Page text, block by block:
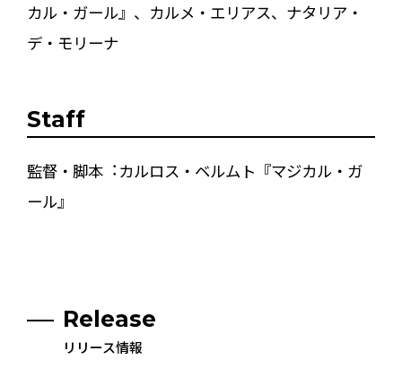
カル・ガール』、カルメ・エリアス、ナタリア・
デ・モリーナ
Staff
監督・脚本︓カルロス・ベルムト『マジカル・ガ
ール』
Release
リリース情報